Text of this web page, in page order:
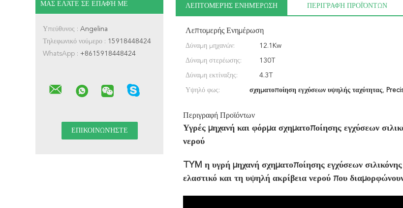
ΜΑΣ ΕΛΆΤΕ ΣΕ ΕΠΑΦΉ ΜΕ
Υπεύθυνος : Angelina
Τηλεφωνικό νούμερο : 15918448424
WhatsApp : +8615918448424
ΛΕΠΤΟΜΕΡΉΣ ΕΝΗΜΈΡΩΣΗ ΠΕΡΙΓΡΑΦΉ ΠΡΟΪΌΝΤΩΝ
Λεπτομερής Ενημέρωση
Δύναμη μηχανών: 12.1Kw
Δύναμη στερέωσης: 130T
Δύναμη εκτίναξης: 4.3T
Υψηλό φως: σχηματοποίηση εγχύσεων υψηλής ταχύτητας,
Περιγραφή Προϊόντων
Υγρές μηχανή και φόρμα σχηματοποίησης εγχύσεων
νερού
TYM η υγρή μηχανή σχηματοποίησης εγχύσεων
ελαστικό και τη υψηλή ακρίβεια νερού που